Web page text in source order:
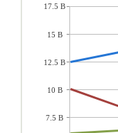
17.5 B
15 B
12.5 B
10 B
7.5 B